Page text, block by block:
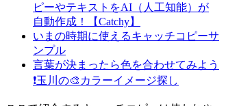
ピーやテキストをAI（人工知能）が
自動作成！【Catchy】
いまの時期に使えるキャッチコピーサ
ンプル
言葉が決まったら色を合わせてみよう
❗玉川の🎨カラーイメージ探し